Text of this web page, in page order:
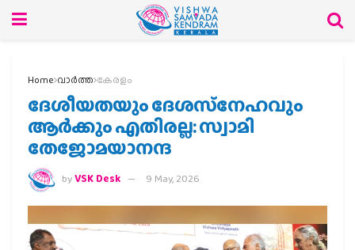
Home വാര്‍ത്ത കേരളം
ദേശീയതയും ദേശസ്‌നേഹവും
ആര്‍ക്കും എതിരല്ല: സ്വാമി
തേജോമയാനന്ദ
byVSK Desk 9 May, 2026